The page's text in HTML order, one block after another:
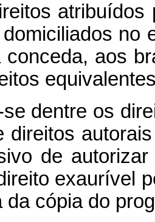
no
conceda, aos
se dentre os
direitos
de
exaurível
da cópia do